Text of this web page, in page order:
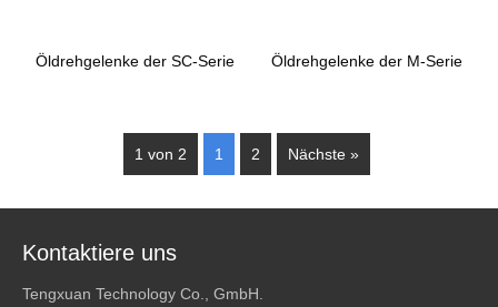
Öldrehgelenke der SC-Serie Öldrehgelenke der M-Serie
1 von 2 1 2 Nächste »
Kontaktiere uns
Tengxuan Technology Co., GmbH.